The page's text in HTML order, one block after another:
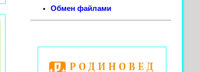
Обмен файлами